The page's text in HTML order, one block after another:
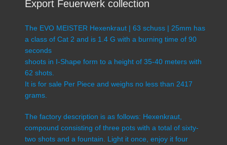
Export Feuerwerk collection
The EVO MEISTER Hexenkraut | 63 schuss | 25mm has
a class of Cat 2 and is 1.4 G with a burning time of 90
seconds
shoots in I-Shape form to a height of 35-40 meters with
62 shots.
It is for sale Per Piece and weighs no less than 2417
grams.
The factory description is as follows: Hexenkraut,
compound consisting of three pots with a total of sixty-
two shots and a fountain. Light it once, enjoy it four